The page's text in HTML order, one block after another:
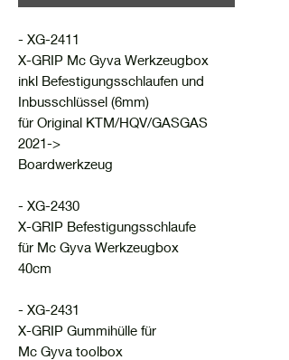
- XG-2411
X-GRIP Mc Gyva Werkzeugbox
inkl Befestigungsschlaufen und
Inbusschlüssel (6mm)
für Original KTM/HQV/GASGAS
2021->
Boardwerkzeug
- XG-2430
X-GRIP Befestigungsschlaufe
für Mc Gyva Werkzeugbox
40cm
- XG-2431
X-GRIP Gummihülle für
Mc Gyva toolbox